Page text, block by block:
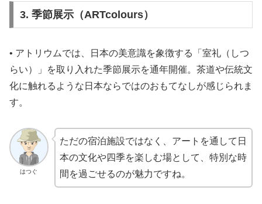
3. 季節展示（ARTcolours）
• アトリウムでは、日本の美意識を象徴する「室礼（しつ
らい）」を取り入れた季節展示を通年開催。茶道や伝統文
化に触れるような日本ならではのおもてなしが感じられま
す。
はつぐ
ただの宿泊施設ではなく、アートを通して日
本の文化や四季を楽しむ場として、特別な時
間を過ごせるのが魅力ですね。